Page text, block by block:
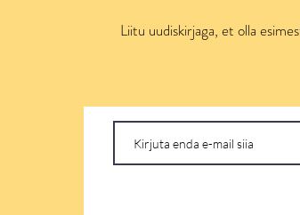
Liitu uudiskirjaga, et olla